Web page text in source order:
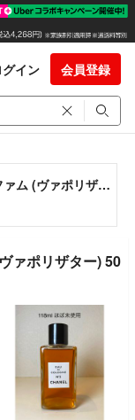
グイン 会員登録
シャネル N゜5 オードゥ パルファム (ヴァポリザター) 50ml
ァポリザター) 50